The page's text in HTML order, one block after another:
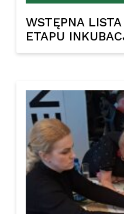
WSTĘPNA
ETAPU